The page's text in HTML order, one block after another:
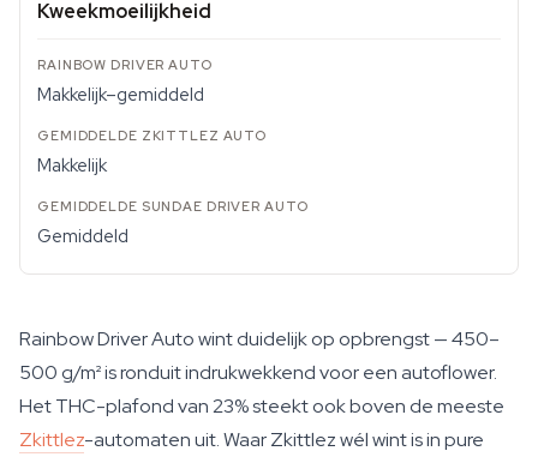
Kweekmoeilijkheid
Makkelijk–gemiddeld
Makkelijk
Gemiddeld
Rainbow Driver Auto wint duidelijk op opbrengst — 450–
500 g/m² is ronduit indrukwekkend voor een autoflower.
Het THC-plafond van 23% steekt ook boven de meeste
Zkittlez-automaten uit. Waar Zkittlez wél wint is in pure